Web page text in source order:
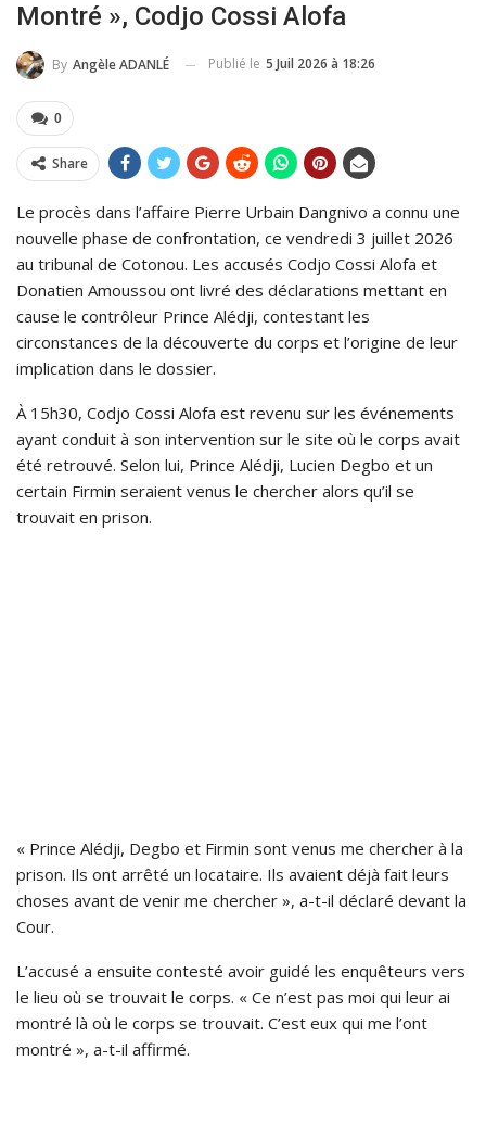
Montré », Codjo Cossi Alofa
By Angèle ADANLÉ Publié le 5 Juil 2026 à 18:26
0
Share
Le procès dans l’affaire Pierre Urbain Dangnivo a connu une
nouvelle phase de confrontation, ce vendredi 3 juillet 2026
au tribunal de Cotonou. Les accusés Codjo Cossi Alofa et
Donatien Amoussou ont livré des déclarations mettant en
cause le contrôleur Prince Alédji, contestant les
circonstances de la découverte du corps et l’origine de leur
implication dans le dossier.
À 15h30, Codjo Cossi Alofa est revenu sur les événements
ayant conduit à son intervention sur le site où le corps avait
été retrouvé. Selon lui, Prince Alédji, Lucien Degbo et un
certain Firmin seraient venus le chercher alors qu’il se
trouvait en prison.
« Prince Alédji, Degbo et Firmin sont venus me chercher à la
prison. Ils ont arrêté un locataire. Ils avaient déjà fait leurs
choses avant de venir me chercher », a-t-il déclaré devant la
Cour.
L’accusé a ensuite contesté avoir guidé les enquêteurs vers
le lieu où se trouvait le corps. « Ce n’est pas moi qui leur ai
montré là où le corps se trouvait. C’est eux qui me l’ont
montré », a-t-il affirmé.